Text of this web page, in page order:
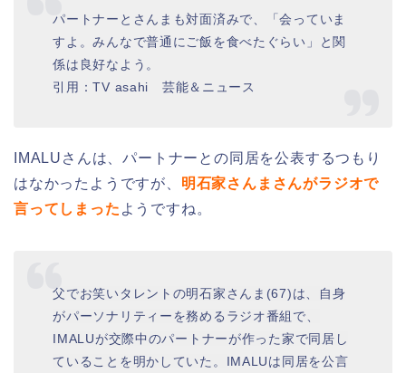
パートナーとさんまも対面済みで、「会っていま
すよ。みんなで普通にご飯を食べたぐらい」と関
係は良好なよう。
引用：TV asahi 芸能＆ニュース
IMALUさんは、パートナーとの同居を公表するつもり
はなかったようですが、 明石家さんまさんがラジオで
言ってしまった ようですね。
父でお笑いタレントの明石家さんま(67)は、自身
がパーソナリティーを務めるラジオ番組で、
IMALUが交際中のパートナーが作った家で同居し
ていることを明かしていた。 IMALUは同居を公言